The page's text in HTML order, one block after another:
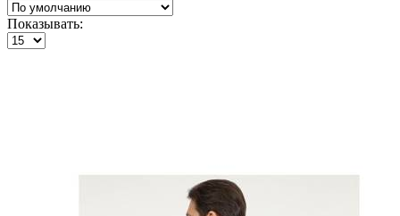
Показывать: